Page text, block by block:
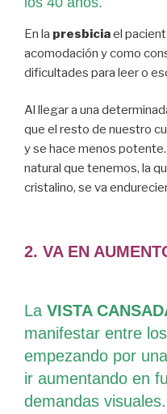
En la presbiciael
acomodación y como
dificultades para leer o
Al llegar a una
que el resto de nuestro
y se hace menos
natural que tenemos, la
cristalino, se va
2. VA EN
La VISTA
manifestar entre
empezando por
ir aumentando en
demandas visuales.